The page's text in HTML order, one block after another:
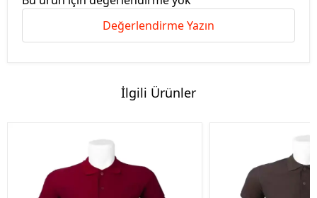
Değerlendirme Yazın
İlgili Ürünler